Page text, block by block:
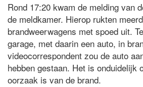
Rond 17:20 kwam de melding van
de meldkamer. Hierop rukten
brandweerwagens met spoed uit.
garage, met daarin een auto, in
videocorrespondent zou de auto
hebben gestaan. Het is onduidelijk
oorzaak is van de brand.